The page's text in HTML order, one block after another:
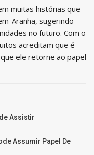
muitas histórias que
Aranha, sugerindo
no futuro. Com o
acreditam que é
ele retorne ao papel
Assistir
Assumir Papel De